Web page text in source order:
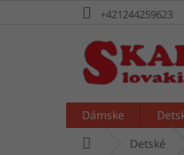
+421244259623
Dámske
DomovDetské